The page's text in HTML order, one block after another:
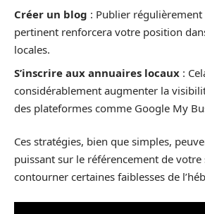
Créer un blog : Publier
pertinent renforcera votre position
locales.
S’inscrire aux annuaires locaux :
considérablement augmenter la
des plateformes comme Google My
Ces stratégies, bien que simples,
puissant sur le référencement de
contourner certaines faiblesses de